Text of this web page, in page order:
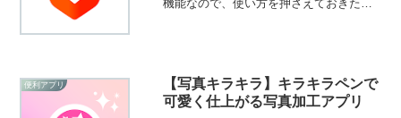
機能なので、使い方を押さえておきたい
便利アプリ
【写真キラキラ】キラキラペンで
可愛く仕上がる写真加工アプリ